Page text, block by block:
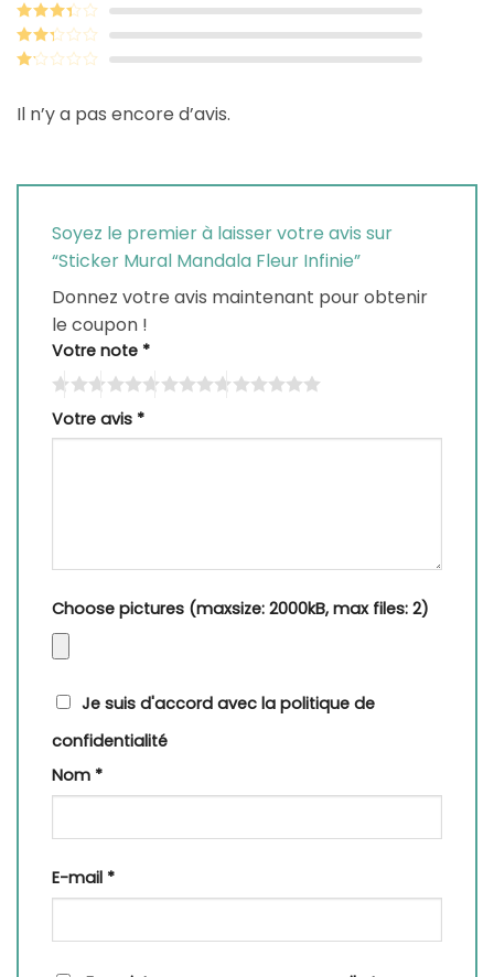
Note4sur
5
Note3
sur 5
Note
sur
Il n’y a pas encore d’avis.
Soyez le premier à laisser votre avis sur
“Sticker Mural Mandala Fleur Infinie”
Donnez votre avis maintenant pour obtenir
le coupon !
Votre note *
Votre avis *
Choose pictures (maxsize: 2000kB, max files: 2)
Je suis d'accord avec la politique de
confidentialité
Nom *
E-mail *